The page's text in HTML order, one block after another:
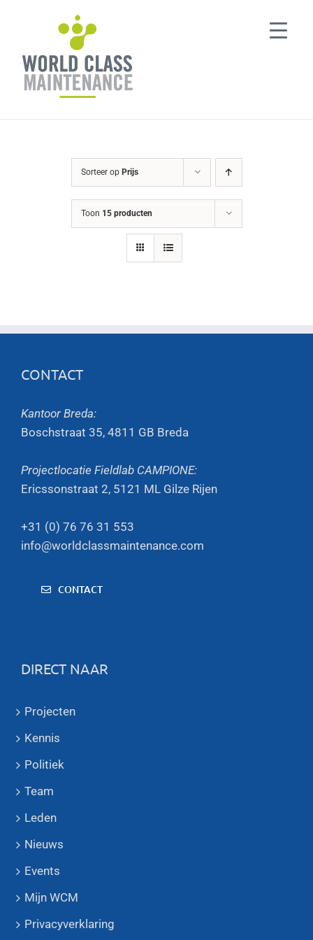
Sorteer op Prijs
Toon 15 producten
CONTACT
Kantoor Breda:
Boschstraat 35, 4811 GB Breda
Projectlocatie Fieldlab CAMPIONE:
Ericssonstraat 2, 5121 ML Gilze Rijen
+31 (0) 76 76 31 553
info@worldclassmaintenance.com
CONTACT
DIRECT NAAR
Projecten
Kennis
Politiek
Team
Leden
Nieuws
Events
Mijn WCM
Privacyverklaring